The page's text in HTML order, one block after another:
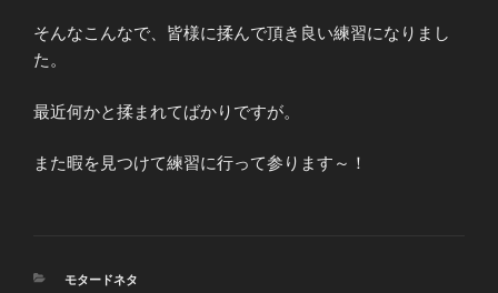
そんなこんなで、皆様に揉んで頂き良い練習になりまし
た。
最近何かと揉まれてばかりですが。
また暇を見つけて練習に行って参ります～！
カ
モタードネタ